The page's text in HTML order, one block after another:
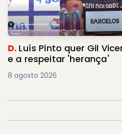
D. Luís Pinto quer Gil
e a respeitar 'herança'
8 agosto 2026